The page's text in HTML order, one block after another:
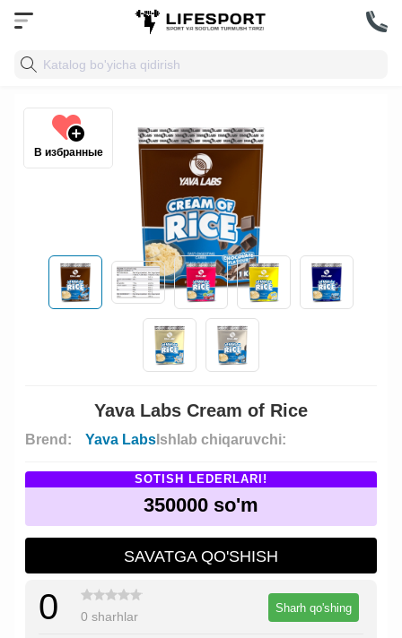
В избранные
Yava Labs Cream of Rice
Brend: Yava Labs Ishlab chiqaruvchi:
SOTISH LEDERLARI!
350000 so'm
SAVATGA QO'SHISH
0 0 sharhlar
Sharh qo'shing